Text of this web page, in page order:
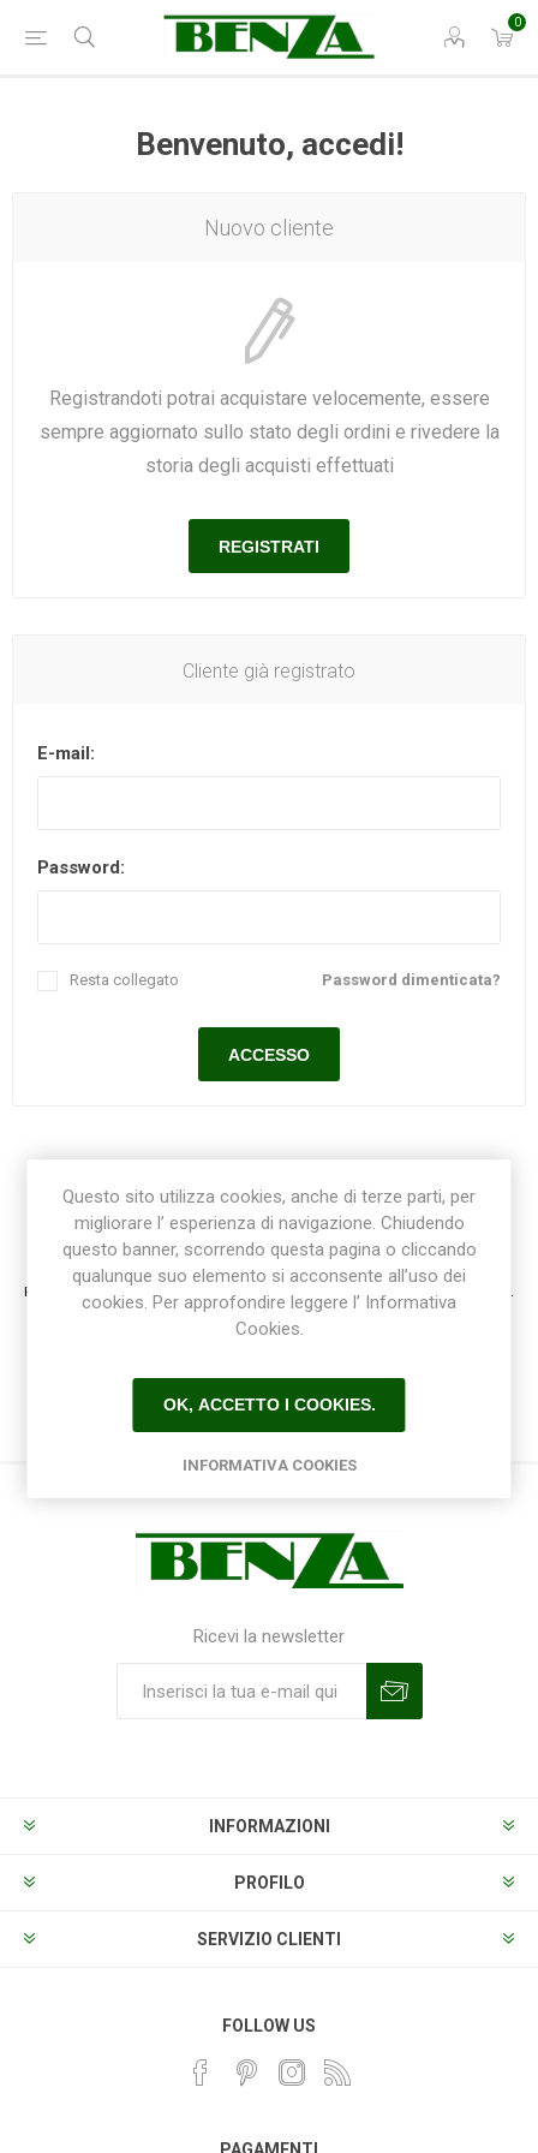
0
Benvenuto, accedi!
Nuovo cliente
Registrandoti potrai acquistare velocemente, essere
sempre aggiornato sullo stato degli ordini e rivedere la
storia degli acquisti effettuati
Cliente già registrato
E-mail:
Password:
Password dimenticata?
Resta collegato
Registrazione / Login
Registrati e accedi al sito per ottenere l'esperienza migliore e ottenere tutti i vantaggi.
Ricevi la newsletter
INFORMAZIONI
PROFILO
SERVIZIO CLIENTI
FOLLOW US
Questo sito utilizza cookies, anche di terze parti, per
migliorare l’ esperienza di navigazione. Chiudendo
questo banner, scorrendo questa pagina o cliccando
qualunque suo elemento si acconsente all’uso dei
cookies. Per approfondire leggere l’ Informativa
Cookies.
OK, ACCETTO I COOKIES.
INFORMATIVA COOKIES